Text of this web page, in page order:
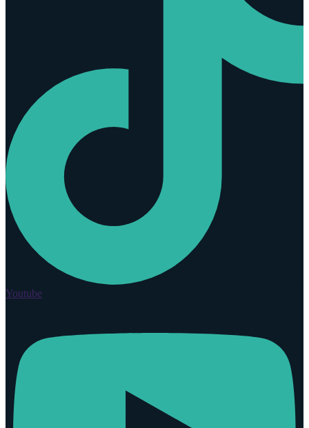
Youtube